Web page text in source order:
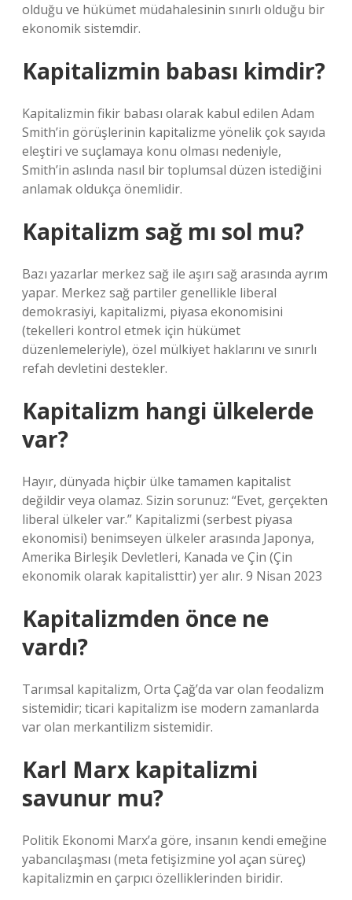
olduğu ve hükümet müdahalesinin sınırlı olduğu bir
ekonomik sistemdir.
Kapitalizmin babası kimdir?
Kapitalizmin fikir babası olarak kabul edilen Adam
Smith’in görüşlerinin kapitalizme yönelik çok sayıda
eleştiri ve suçlamaya konu olması nedeniyle,
Smith’in aslında nasıl bir toplumsal düzen istediğini
anlamak oldukça önemlidir.
Kapitalizm sağ mı sol mu?
Bazı yazarlar merkez sağ ile aşırı sağ arasında ayrım
yapar. Merkez sağ partiler genellikle liberal
demokrasiyi, kapitalizmi, piyasa ekonomisini
(tekelleri kontrol etmek için hükümet
düzenlemeleriyle), özel mülkiyet haklarını ve sınırlı
refah devletini destekler.
Kapitalizm hangi ülkelerde
var?
Hayır, dünyada hiçbir ülke tamamen kapitalist
değildir veya olamaz. Sizin sorunuz: “Evet, gerçekten
liberal ülkeler var.” Kapitalizmi (serbest piyasa
ekonomisi) benimseyen ülkeler arasında Japonya,
Amerika Birleşik Devletleri, Kanada ve Çin (Çin
ekonomik olarak kapitalisttir) yer alır. 9 Nisan 2023
Kapitalizmden önce ne
vardı?
Tarımsal kapitalizm, Orta Çağ’da var olan feodalizm
sistemidir; ticari kapitalizm ise modern zamanlarda
var olan merkantilizm sistemidir.
Karl Marx kapitalizmi
savunur mu?
Politik Ekonomi Marx’a göre, insanın kendi emeğine
yabancılaşması (meta fetişizmine yol açan süreç)
kapitalizmin en çarpıcı özelliklerinden biridir.